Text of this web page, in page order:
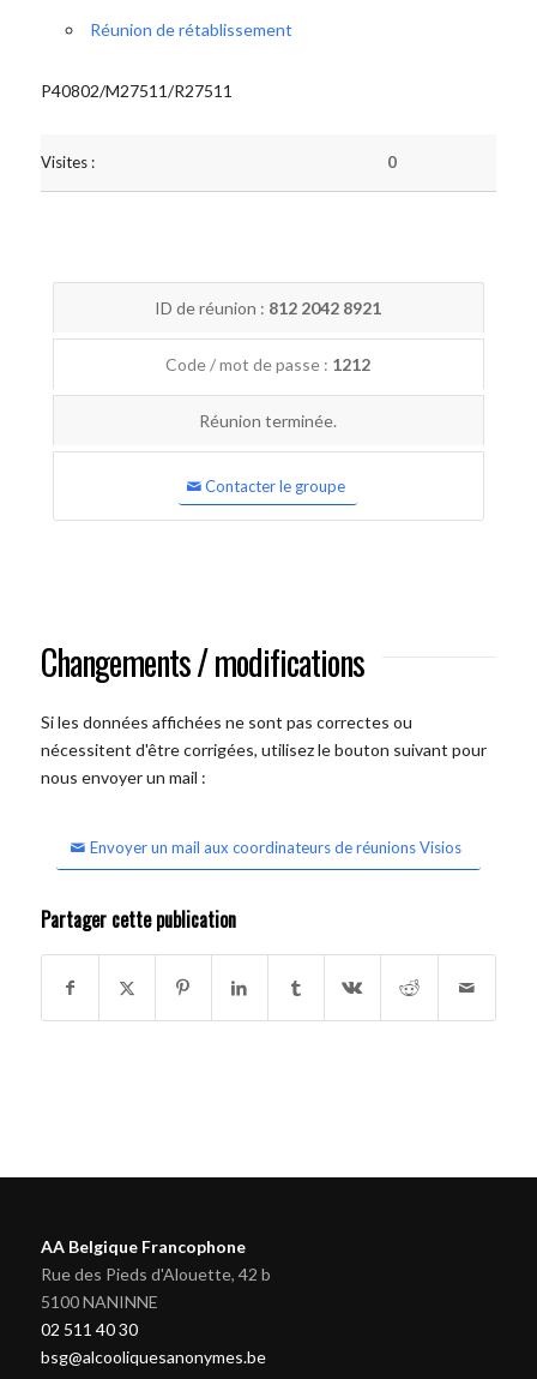
Réunion de rétablissement
P40802/M27511/R27511
Visites : 0
ID de réunion : 812 2042 8921
Code / mot de passe : 1212
Réunion terminée.
Contacter le groupe
Changements / modifications
Si les données affichées ne sont pas correctes ou
nécessitent d'être corrigées, utilisez le bouton suivant pour
nous envoyer un mail :
Envoyer un mail aux coordinateurs de réunions Visios
Partager cette publication
AA Belgique Francophone
Rue des Pieds d'Alouette, 42 b
5100 NANINNE
02 511 40 30
bsg@alcooliquesanonymes.be